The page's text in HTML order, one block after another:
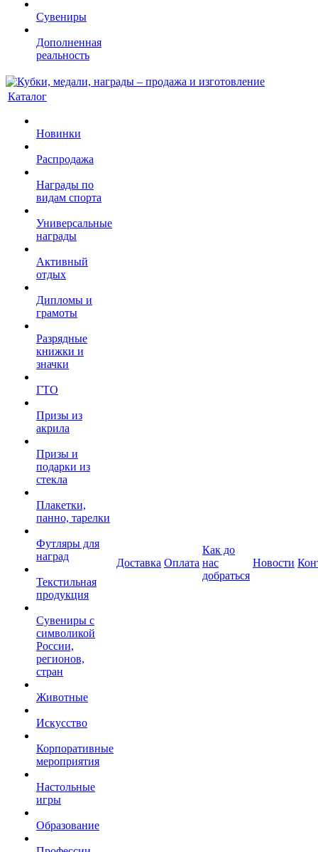
Сувениры
Дополненная
реальность
Каталог
Новинки
Распродажа
Награды по
видам спорта
Универсальные
награды
Активный
отдых
Дипломы и
грамоты
Разрядные
книжки и
значки
ГТО
Призы из
акрила
Призы и
подарки из
стекла
Плакетки,
панно, тарелки
Футляры для
наград
Текстильная
продукция
Сувениры с
символикой
России,
регионов,
стран
Животные
Искусство
Корпоративные
мероприятия
Настольные
игры
Образование
Доставка Оплата
Как до
нас
добраться
Новости